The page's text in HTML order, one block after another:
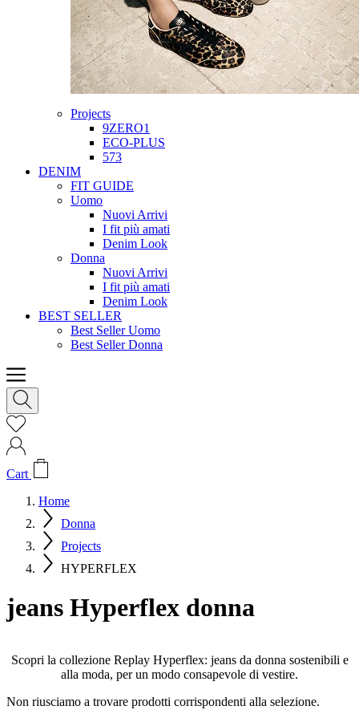
Projects
9ZERO1
ECO-PLUS
573
DENIM
FIT GUIDE
Uomo
Nuovi Arrivi
I fit più amati
Denim Look
Donna
Nuovi Arrivi
I fit più amati
Denim Look
BEST SELLER
Best Seller Uomo
Best Seller Donna
Cart
Home
Donna
Projects
HYPERFLEX
jeans Hyperflex donna
Scopri la collezione Replay Hyperflex: jeans da donna sostenibili e
alla moda, per un modo consapevole di vestire.
Non riusciamo a trovare prodotti corrispondenti alla selezione.